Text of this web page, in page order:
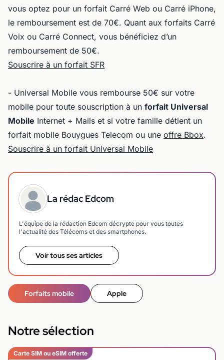
vous optez pour un forfait Carré Web ou Carré iPhone,
le remboursement est de 70€. Quant aux forfaits Carré
Voix ou Carré Connect, vous bénéficiez d’un
remboursement de 50€.
Souscrire à un forfait SFR
- Universal Mobile vous rembourse 50€ sur votre
mobile pour toute souscription à un forfait Universal
Mobile Internet + Mails et si votre famille détient un
forfait mobile Bouygues Telecom ou une offre Bbox.
Souscrire à un forfait Universal Mobile
La rédac Edcom
L'équipe de la rédaction Edcom décrypte pour vous toutes
l'actualité des Télécoms et des smartphones.
Voir tous ses articles
Forfaits mobile Apple
Notre sélection
Carte SIM ou eSIM offerte